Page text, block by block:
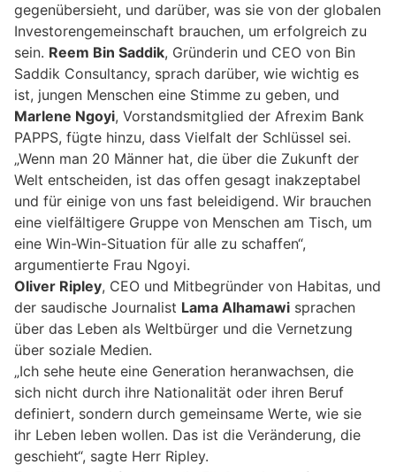
gegenübersieht, und darüber, was sie von der globalen
Investorengemeinschaft brauchen, um erfolgreich zu
sein. Reem Bin Saddik, Gründerin und CEO von Bin
Saddik Consultancy, sprach darüber, wie wichtig es
ist, jungen Menschen eine Stimme zu geben, und
Marlene Ngoyi, Vorstandsmitglied der Afrexim Bank
PAPPS, fügte hinzu, dass Vielfalt der Schlüssel sei.
„Wenn man 20 Männer hat, die über die Zukunft der
Welt entscheiden, ist das offen gesagt inakzeptabel
und für einige von uns fast beleidigend. Wir brauchen
eine vielfältigere Gruppe von Menschen am Tisch, um
eine Win-Win-Situation für alle zu schaffen“,
argumentierte Frau Ngoyi.
Oliver Ripley, CEO und Mitbegründer von Habitas, und
der saudische Journalist Lama Alhamawi sprachen
über das Leben als Weltbürger und die Vernetzung
über soziale Medien.
„Ich sehe heute eine Generation heranwachsen, die
sich nicht durch ihre Nationalität oder ihren Beruf
definiert, sondern durch gemeinsame Werte, wie sie
ihr Leben leben wollen. Das ist die Veränderung, die
geschieht“, sagte Herr Ripley.